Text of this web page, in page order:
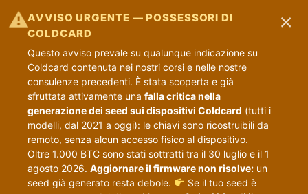
⚠AVVISO URGENTE — POSSESSORI DI
COLDCARD
Questo avviso prevale su qualunque indicazione su
Coldcard contenuta nei nostri corsi e nelle nostre
consulenze precedenti. È stata scoperta e già
sfruttata attivamente una falla critica nella
generazione dei seed sui dispositivi Coldcard (tutti i
modelli, dal 2021 a oggi): le chiavi sono ricostruibili da
remoto, senza alcun accesso fisico al dispositivo.
Oltre 1.000 BTC sono stati sottratti tra il 30 luglio e il 1
agosto 2026. Aggiornare il firmware non risolve: un
seed già generato resta debole.
Se il tuo seed è
×